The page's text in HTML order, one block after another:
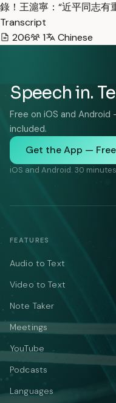
錄！王滬寧：“近平同志有
Transcript
206
1 Chinese
Speech in.
Free on iOS and
included.
Get the App — Free
iOS and Android. 30
FEATURES
Audio to Text
Video to Text
Note Taker
Meetings
YouTube
Podcasts
Languages